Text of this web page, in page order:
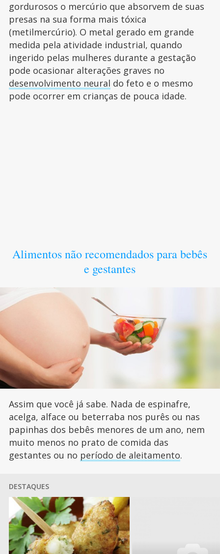
gordurosos o mercúrio que absorvem de suas
presas na sua forma mais tóxica
(metilmercúrio). O metal gerado em grande
medida pela atividade industrial, quando
ingerido pelas mulheres durante a gestação
pode ocasionar alterações graves no
desenvolvimento neural do feto e o mesmo
pode ocorrer em crianças de pouca idade.
Alimentos não recomendados para bebês
e gestantes
Assim que você já sabe. Nada de espinafre,
acelga, alface ou beterraba nos purês ou nas
papinhas dos bebês menores de um ano, nem
muito menos no prato de comida das
gestantes ou no período de aleitamento.
DESTAQUES